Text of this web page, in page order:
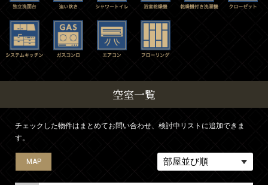
空室一覧
チェックした物件はまとめてお問い合わせ、検討中リストに追加できま
す。
MAP
MAP
MAP
MAP
MAP